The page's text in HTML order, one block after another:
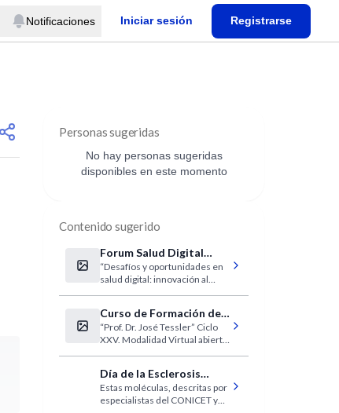
Notificaciones Iniciar sesión Registrarse
Personas sugeridas
No hay personas sugeridas
disponibles en este momento
Contenido sugerido
Forum Salud Digital
Latinoamérica
“Desafíos y oportunidades en
salud digital: innovación al
Curso de Formación de
investigadores clínicos
“Prof. Dr. José Tessler” Ciclo
XXV. Modalidad Virtual abierto
Día de la Esclerosis
Múltiple: identifican
proteínas implicadas en
Estas moléculas, descritas por
especialistas del CONICET y